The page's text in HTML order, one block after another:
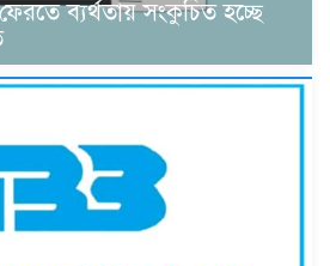
ব্যর্থতায় সংকুচিত হচ্ছে